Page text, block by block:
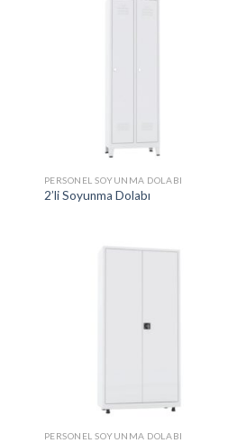
PERSONEL SOYUNMA DOLABI
2’li Soyunma Dolabı
PERSONEL SOYUNMA DOLABI